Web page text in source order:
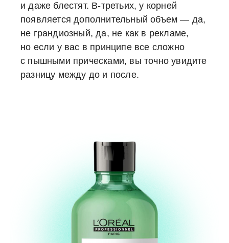
и даже блестят. В-третьих, у корней
появляется дополнительный объем — да,
не грандиозный, да, не как в рекламе,
но если у вас в принципе все сложно
с пышными прическами, вы точно увидите
разницу между до и после.